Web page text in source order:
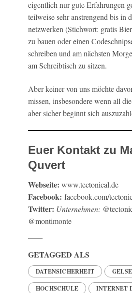
eigentlich nur gute Erfahrungen
teilweise sehr anstrengend bis in
netzwerken (Stichwort: gratis
zu bauen oder einen
schreiben und am nächsten
am Schreibtisch zu sitzen.
Aber keiner von uns möchte
missen, insbesondere wenn all
aber sicher beginnt sich
Euer Kontakt zu
Quvert
Webseite: www.tectonical.de
Facebook: facebook.com/
Twitter: Unternehmen:
@montimonte
GETAGGED ALS
DATENSICHERHEIT
HOCHSCHULE INTERNET